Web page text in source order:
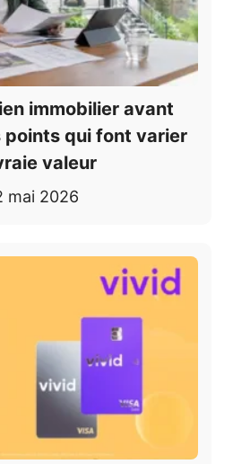
immobilier avant
points qui font varier
valeur
mai 2026